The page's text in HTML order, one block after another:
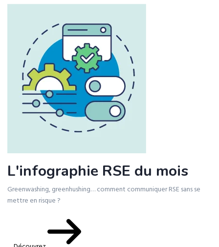
L'infographie RSE du mois
Greenwashing, greenhushing… comment communiquer RSE sans se
mettre en risque ?